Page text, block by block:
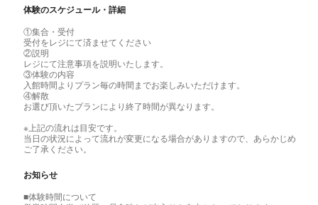
体験のスケジュール・詳細
①集合・受付
受付をレジにて済ませてください
②説明
レジにて注意事項を説明いたします。
③体験の内容
入館時間よりプラン毎の時間までお楽しみいただけます。
④解散
お選び頂いたプランにより終了時間が異なります。
※上記の流れは目安です。
当日の状況によって流れが変更になる場合がありますので、あらかじめ
ご了承ください。
お知らせ
■体験時間について